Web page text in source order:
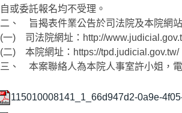
自或委託報名均不受理。
二、 旨揭表件業公告於司法院及本院網
(一) 司法院網址：http://
(二) 本院網址：https://tpd.judicial.gov.tw/
三、 本案聯絡人為本院人事室許小姐，
115010008141_1_66d947d2-0a9e-